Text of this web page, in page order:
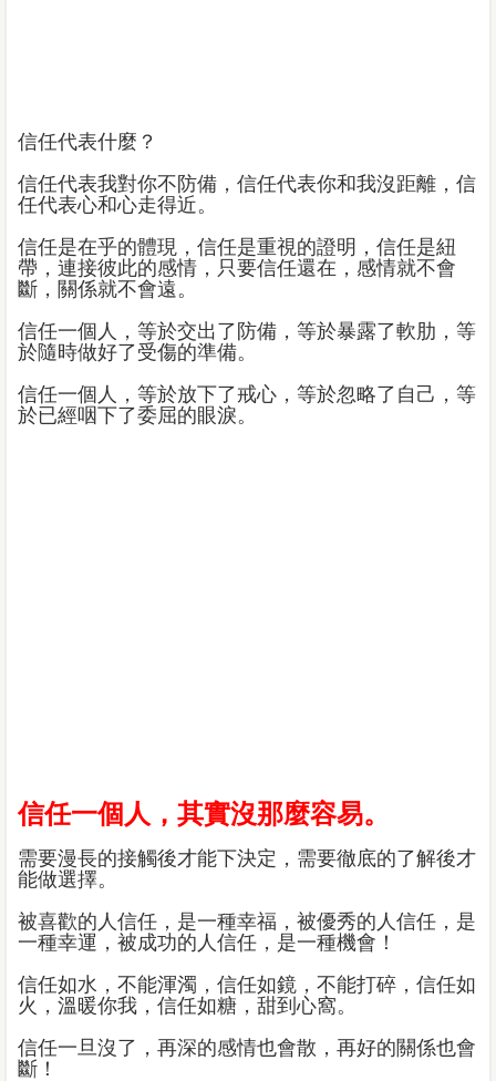
信任代表什麼？
信任代表我對你不防備，信任代表你和我沒距離，信
任代表心和心走得近。
信任是在乎的體現，信任是重視的證明，信任是紐
帶，連接彼此的感情，只要信任還在，感情就不會
斷，關係就不會遠。
信任一個人，等於交出了防備，等於暴露了軟肋，等
於隨時做好了受傷的準備。
信任一個人，等於放下了戒心，等於忽略了自己，等
於已經咽下了委屈的眼淚。
信任一個人，其實沒那麼容易。
需要漫長的接觸後才能下決定，需要徹底的了解後才
能做選擇。
被喜歡的人信任，是一種幸福，被優秀的人信任，是
一種幸運，被成功的人信任，是一種機會！
信任如水，不能渾濁，信任如鏡，不能打碎，信任如
火，溫暖你我，信任如糖，甜到心窩。
信任一旦沒了，再深的感情也會散，再好的關係也會
斷！